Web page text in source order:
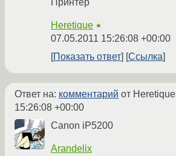
Принтер
Heretique ★
07.05.2011 15:26:08 +00:00
Показать ответ
Ссылка
Ответ на: комментарий от Heretique
15:26:08 +00:00
Canon iP5200
Arandelix